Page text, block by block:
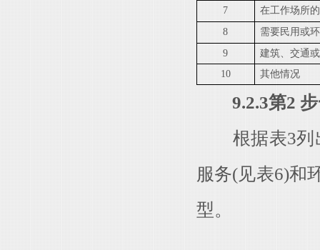
7
在工作场所
8
需要民用或
9
建筑、交通
10
其他情况
9.2.3第2
根据表3列出
服务(见表6)和
型。